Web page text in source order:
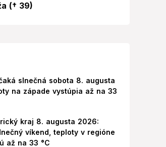
(† 39)
slnečná sobota 8. augusta
na západe vystúpia až na 33
kraj 8. augusta 2026:
víkend, teploty v regióne
až na 33 °C